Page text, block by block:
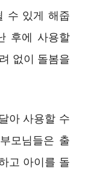
수 있게 해줍
후에 사용할
없이 돌봄을
아 사용할 수
모님들은 출
고 아이를 돌